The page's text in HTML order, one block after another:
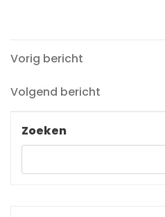
Berichtnavigatie
Vorig
Vorig bericht
Volgend
Volgend bericht
Zoeken